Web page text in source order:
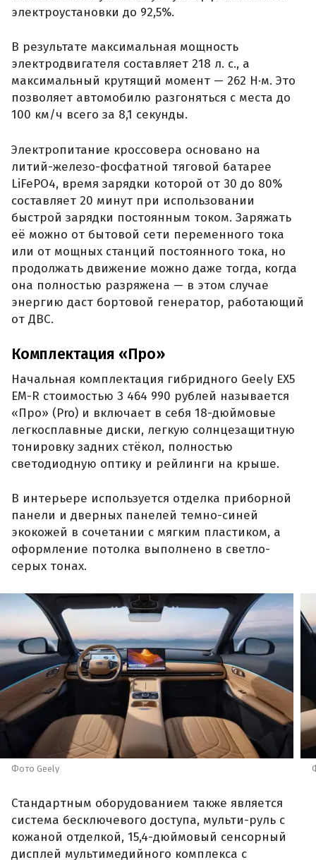
электроустановки до 92,5%.
В результате максимальная мощность
электродвигателя составляет 218 л. с., а
максимальный крутящий момент — 262 Н·м. Это
позволяет автомобилю разгоняться с места до
100 км/ч всего за 8,1 секунды.
Электропитание кроссовера основано на
литий-железо-фосфатной тяговой батарее
LiFePO4, время зарядки которой от 30 до 80%
составляет 20 минут при использовании
быстрой зарядки постоянным током. Заряжать
её можно от бытовой сети переменного тока
или от мощных станций постоянного тока, но
продолжать движение можно даже тогда, когда
она полностью разряжена — в этом случае
энергию даст бортовой генератор, работающий
от ДВС.
Комплектация «Про»
Начальная комплектация гибридного Geely EX5
EM-R стоимостью 3 464 990 рублей называется
«Про» (Pro) и включает в себя 18-дюймовые
легкосплавные диски, легкую солнцезащитную
тонировку задних стёкол, полностью
светодиодную оптику и рейлинги на крыше.
В интерьере используется отделка приборной
панели и дверных панелей темно-синей
экокожей в сочетании с мягким пластиком, а
оформление потолка выполнено в светло-
серых тонах.
Фото Geely
Стандартным оборудованием также является
система бесключевого доступа, мульти-руль с
кожаной отделкой, 15,4-дюймовый сенсорный
дисплей мультимедийного комплекса с